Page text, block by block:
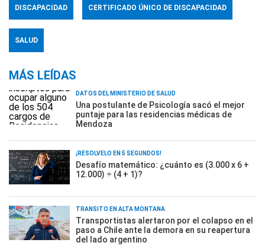
DISCAPACIDAD CERTIFICADO ÚNICO DE DISCAPACIDAD
SALUD
MÁS LEÍDAS
DATOS DEL MINISTERIO DE SALUD
Una postulante de Psicología sacó el mejor
puntaje para las residencias médicas de
Mendoza
¡RESOLVELO EN 5 SEGUNDOS!
Desafío matemático: ¿cuánto es (3.000 x 6 +
12.000) ÷ (4 + 1)?
TRÁNSITO EN ALTA MONTAÑA
Transportistas alertaron por el colapso en el
paso a Chile ante la demora en su reapertura
del lado argentino